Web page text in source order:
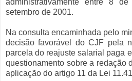
setembro de 2001.
Na consulta encaminhada pelo
decisão favorável do CJF pela
parcela do reajuste salarial paga
questionamento sobre a redação
aplicação do artigo 11 da Lei